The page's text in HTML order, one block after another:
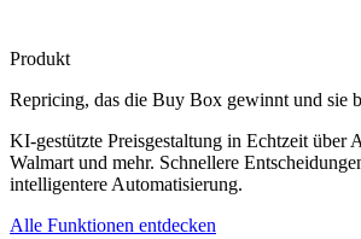
Produkt
Repricing, das die Buy Box gewinnt und sie
KI-gestützte Preisgestaltung in Echtzeit über
Walmart und mehr. Schnellere
intelligentere Automatisierung.
Alle Funktionen entdecken